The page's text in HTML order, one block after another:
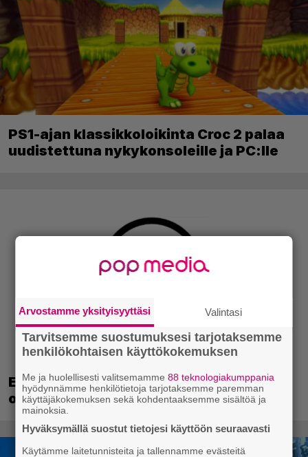
PS1-ajan klassikkoloikinta Croc 2 palaa
uudistettuna nykykonsoleille ja PC:lle
EA myytiin Saudi-Arabiaan – yhtiöltä
odotetaan massairtisanomisia
Arvostamme yksityisyyttäsi Valintasi
Tarvitsemme suostumuksesi tarjotaksemme
henkilökohtaisen käyttökokemuksen
Me ja huolellisesti valitsemamme88 teknologiakumppania
hyödynnämme henkilötietoja tarjotaksemme paremman
käyttäjäkokemuksen sekä kohdentaaksemme sisältöä ja
mainoksia.
Hyväksymällä suostut tietojesi käyttöön seuraavasti
Käytämme laitetunnisteita ja tallennamme evästeitä